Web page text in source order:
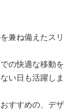
兼ね備えたスリ
の快適な移動を
い日も活躍しま
すすめの、デザ